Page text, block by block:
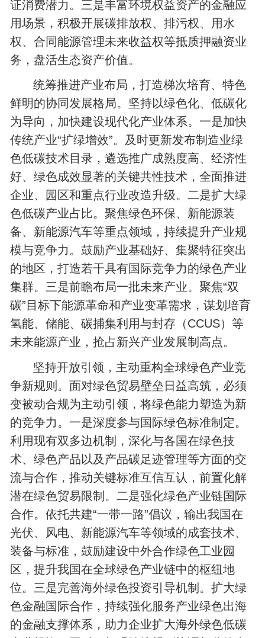
证消费潜力。三是丰富环境权益资产的金融应
用场景，积极开展碳排放权、排污权、用水
权、合同能源管理未来收益权等抵质押融资业
务，盘活生态资产价值。
统筹推进产业布局，打造梯次培育、特色
鲜明的协同发展格局。坚持以绿色化、低碳化
为导向，加快建设现代化产业体系。一是加快
传统产业“扩绿增效”。及时更新发布制造业绿
色低碳技术目录，遴选推广成熟度高、经济性
好、绿色成效显著的关键共性技术，全面推进
企业、园区和重点行业改造升级。二是扩大绿
色低碳产业占比。聚焦绿色环保、新能源装
备、新能源汽车等重点领域，持续提升产业规
模与竞争力。鼓励产业基础好、集聚特征突出
的地区，打造若干具有国际竞争力的绿色产业
集群。三是前瞻布局一批未来产业。聚焦“双
碳”目标下能源革命和产业变革需求，谋划培育
氢能、储能、碳捕集利用与封存（CCUS）等
未来能源产业，抢占新兴产业发展制高点。
坚持开放引领，主动重构全球绿色产业竞
争新规则。面对绿色贸易壁垒日益高筑，必须
变被动合规为主动引领，将绿色能力塑造为新
的竞争力。一是深度参与国际绿色标准制定。
利用现有双多边机制，深化与各国在绿色技
术、绿色产品以及产品碳足迹管理等方面的交
流与合作，推动关键标准互信互认，前置化解
潜在绿色贸易限制。二是强化绿色产业链国际
合作。依托共建“一带一路”倡议，输出我国在
光伏、风电、新能源汽车等领域的成套技术、
装备与标准，鼓励建设中外合作绿色工业园
区，提升我国在全球绿色产业链中的枢纽地
位。三是完善海外绿色投资引导机制。扩大绿
色金融国际合作，持续强化服务产业绿色出海
的金融支撑体系，助力企业扩大海外绿色低碳